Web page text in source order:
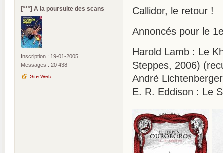
[°*°] A la poursuite des scans
Inscription : 19-01-2005
Messages : 20 438
Site Web
Callidor, le retour !
Annoncés pour le
Harold Lamb : Le
Steppes, 2006)
André
E. R. Eddison : Le